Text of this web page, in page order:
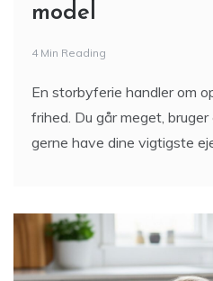
model
4 Min Reading
En storbyferie handler om
frihed. Du går meget,
gerne have dine vigtigste